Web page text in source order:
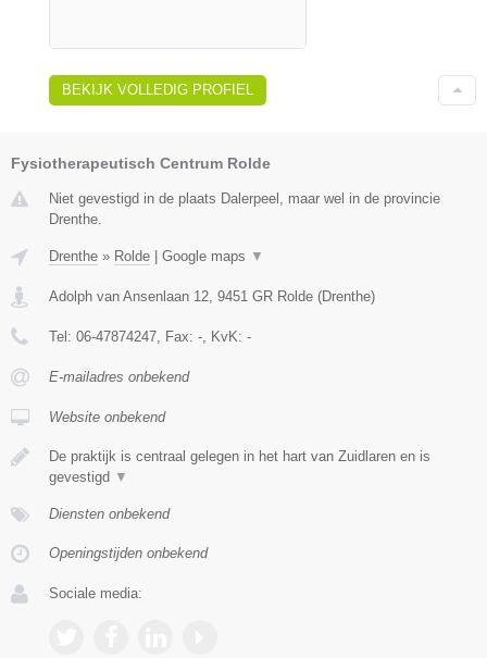
BEKIJK VOLLEDIG PROFIEL
Fysiotherapeutisch Centrum Rolde
Niet gevestigd in de plaats Dalerpeel, maar wel in de provincie
Drenthe.
Drenthe » Rolde | Google maps ▼
Adolph van Ansenlaan 12 9451 GR Rolde (Drenthe)
Tel: 06-47874247 , Fax: - , KvK: -
E-mailadres onbekend
Website onbekend
De praktijk is centraal gelegen in het hart van Zuidlaren en is
gevestigd ▼
Diensten onbekend
Openingstijden onbekend
Sociale media: